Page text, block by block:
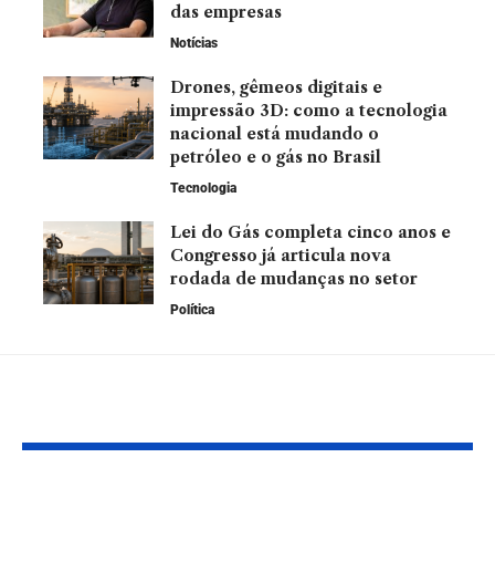
das empresas
Notícias
Drones, gêmeos digitais e
impressão 3D: como a tecnologia
nacional está mudando o
petróleo e o gás no Brasil
Tecnologia
Lei do Gás completa cinco anos e
Congresso já articula nova
rodada de mudanças no setor
Política